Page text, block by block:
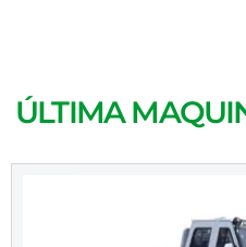
ÚLTIMA